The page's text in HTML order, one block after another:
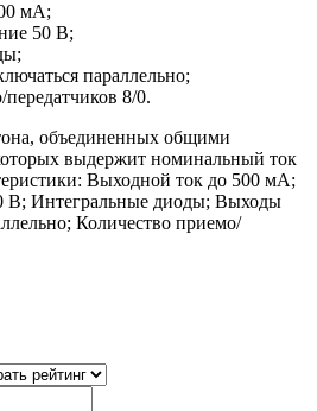
мА;
50 В;
параллельно;
8/0.
объединенных общими
выдержит номинальный ток
Выходной ток до 500 мА;
В; Интегральные диоды; Выходы
Количество приемо/